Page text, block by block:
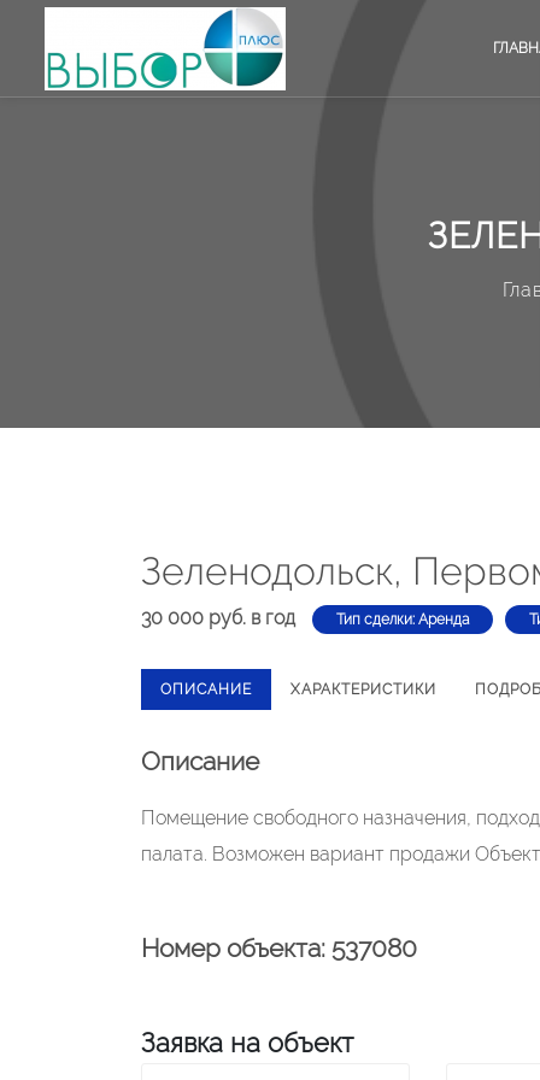
Зеленодольск,
30 000 руб. в год Тип сделки: Аренда
ОПИСАНИЕ ХАРАКТЕРИСТИКИ
Описание
Помещение свободного назначения,
палата. Возможен вариант продажи
Номер объекта: 537080
Заявка на объект